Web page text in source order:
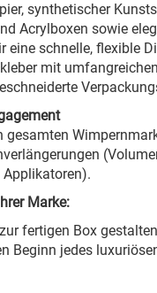
synthetischer
Acrylboxen sowie
eine schnelle, flexible
mit
Applikatoren).
Marke:
fertigen Box
Beginn jedes